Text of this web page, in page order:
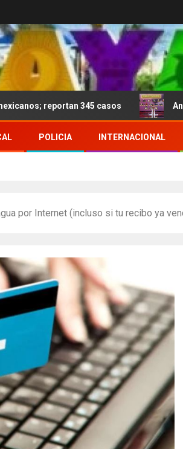
345 casos Anoche se
POLICIA INTERNACIONAL
por Internet (incluso si tu recibo ya